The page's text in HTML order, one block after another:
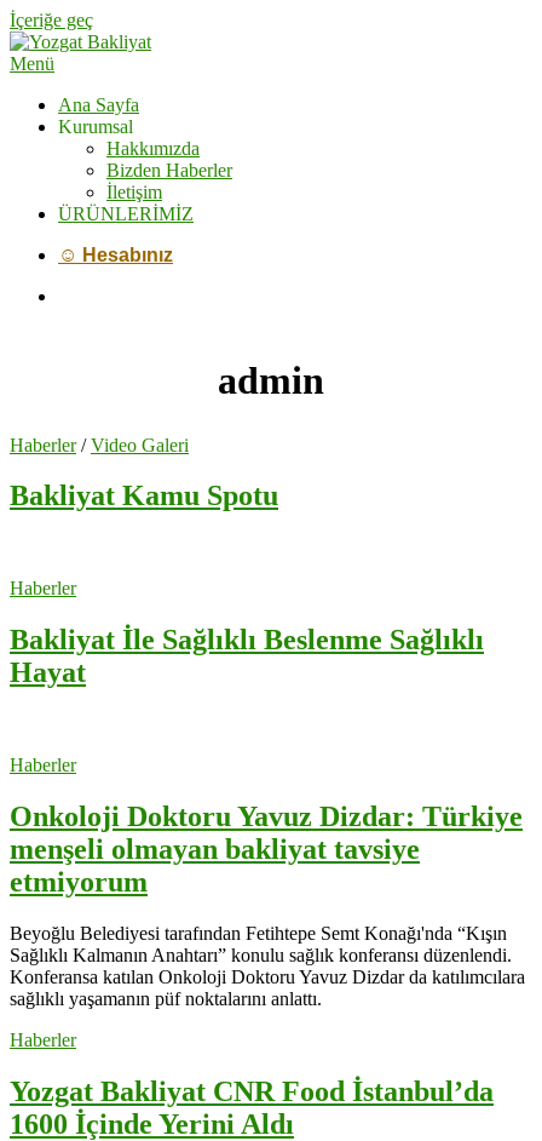
İçeriğe geç
Menü
Ana Sayfa
Kurumsal
Hakkımızda
Bizden Haberler
İletişim
ÜRÜNLERİMİZ
☺ Hesabınız
admin
Haberler/Video Galeri
Bakliyat Kamu Spotu
Haberler
Bakliyat İle Sağlıklı Beslenme Sağlıklı
Hayat
Haberler
Onkoloji Doktoru Yavuz Dizdar: Türkiye
menşeli olmayan bakliyat tavsiye
etmiyorum
Beyoğlu Belediyesi tarafından Fetihtepe Semt Konağı'nda “Kışın
Sağlıklı Kalmanın Anahtarı” konulu sağlık konferansı düzenlendi.
Konferansa katılan Onkoloji Doktoru Yavuz Dizdar da katılımcılara
sağlıklı yaşamanın püf noktalarını anlattı.
Haberler
Yozgat Bakliyat CNR Food İstanbul’da
1600 İçinde Yerini Aldı